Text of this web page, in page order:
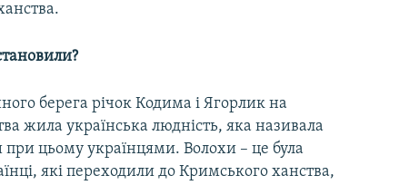
берега річок Кодима і Ягорлик на
жила українська людність, яка називала
цьому українцями. Волохи – це була
які переходили до Кримського ханства,